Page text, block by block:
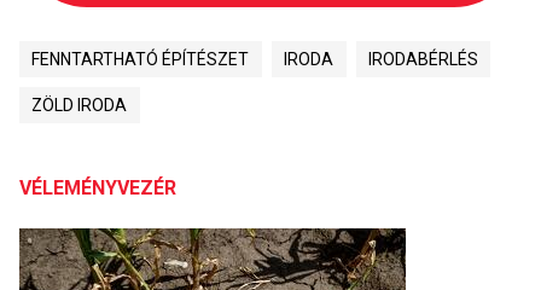
FENNTARTHATÓ ÉPÍTÉSZET IRODA IRODABÉRLÉS
ZÖLD IRODA
VÉLEMÉNYVEZÉR